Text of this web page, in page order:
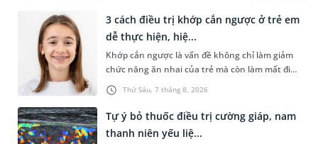
Thứ Sáu, 7 tháng 8, 2026
3 cách điều trị khớp cắn ngược ở trẻ em
dễ thực hiện, hiệ...
Khớp cắn ngược là vấn đề không chỉ làm giảm
chức năng ăn nhai của trẻ mà còn làm mất đi
sự cân đối của khuôn mặt. Do đó, cần khắc
phục sớm tình trạng này để...
Tự ý bỏ thuốc điều trị cường giáp, nam
thanh niên yếu liệ...